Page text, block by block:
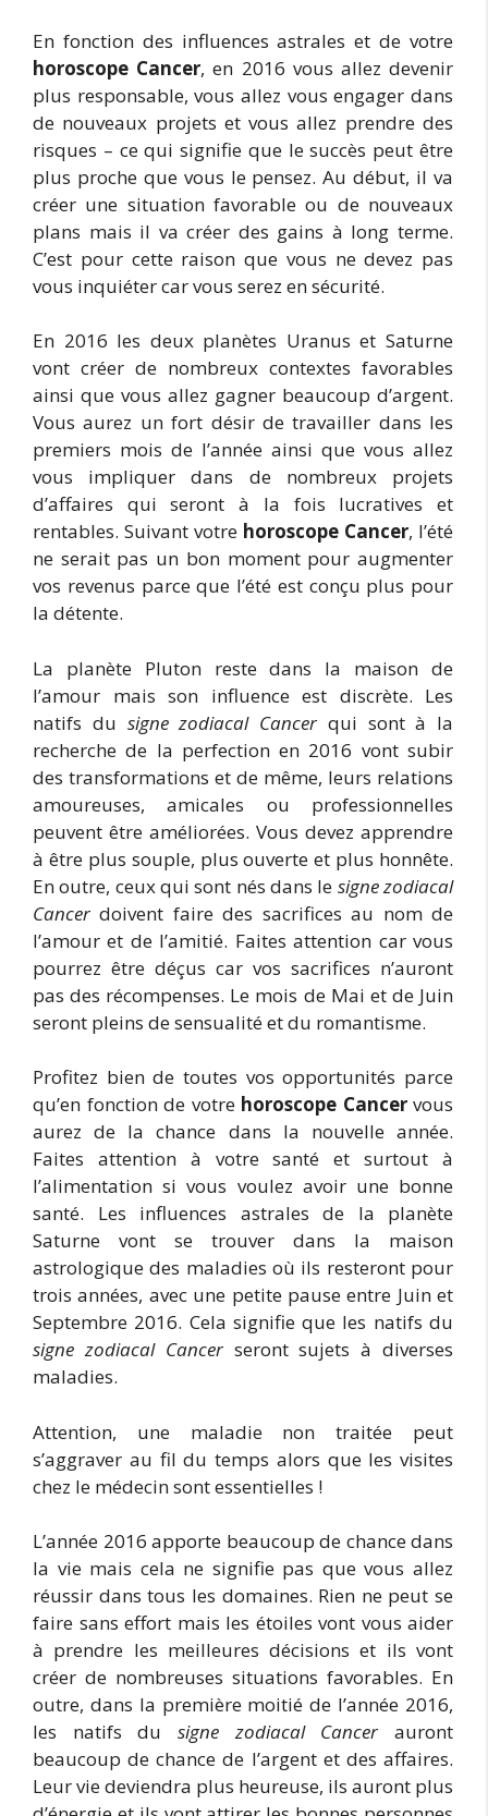
En fonction des influences astrales et de votre
horoscope Cancer, en 2016 vous allez devenir
plus responsable, vous allez vous engager dans
de nouveaux projets et vous allez prendre des
risques – ce qui signifie que le succès peut être
plus proche que vous le pensez. Au début, il va
créer une situation favorable ou de nouveaux
plans mais il va créer des gains à long terme.
C’est pour cette raison que vous ne devez pas
vous inquiéter car vous serez en sécurité.
En 2016 les deux planètes Uranus et Saturne
vont créer de nombreux contextes favorables
ainsi que vous allez gagner beaucoup d’argent.
Vous aurez un fort désir de travailler dans les
premiers mois de l’année ainsi que vous allez
vous impliquer dans de nombreux projets
d’affaires qui seront à la fois lucratives et
rentables. Suivant votre horoscope Cancer, l’été
ne serait pas un bon moment pour augmenter
vos revenus parce que l’été est conçu plus pour
la détente.
La planète Pluton reste dans la maison de
l’amour mais son influence est discrète. Les
natifs du signe zodiacal Cancer qui sont à la
recherche de la perfection en 2016 vont subir
des transformations et de même, leurs relations
amoureuses, amicales ou professionnelles
peuvent être améliorées. Vous devez apprendre
à être plus souple, plus ouverte et plus honnête.
En outre, ceux qui sont nés dans le signe zodiacal
Cancerdoivent faire des sacrifices au nom de
l’amour et de l’amitié. Faites attention car vous
pourrez être déçus car vos sacrifices n’auront
pas des récompenses. Le mois de Mai et de Juin
seront pleins de sensualité et du romantisme.
Profitez bien de toutes vos opportunités parce
qu’en fonction de votre horoscope Cancervous
aurez de la chance dans la nouvelle année.
Faites attention à votre santé et surtout à
l’alimentation si vous voulez avoir une bonne
santé. Les influences astrales de la planète
Saturne vont se trouver dans la maison
astrologique des maladies où ils resteront pour
trois années, avec une petite pause entre Juin et
Septembre 2016. Cela signifie que les natifs du
signe zodiacal Cancerseront sujets à diverses
maladies.
Attention, une maladie non traitée peut
s’aggraver au fil du temps alors que les visites
chez le médecin sont essentielles !
L’année 2016 apporte beaucoup de chance dans
la vie mais cela ne signifie pas que vous allez
réussir dans tous les domaines. Rien ne peut se
faire sans effort mais les étoiles vont vous aider
à prendre les meilleures décisions et ils vont
créer de nombreuses situations favorables. En
outre, dans la première moitié de l’année 2016,
les natifs du signe zodiacal Cancerauront
beaucoup de chance de l’argent et des affaires.
Leur vie deviendra plus heureuse, ils auront plus